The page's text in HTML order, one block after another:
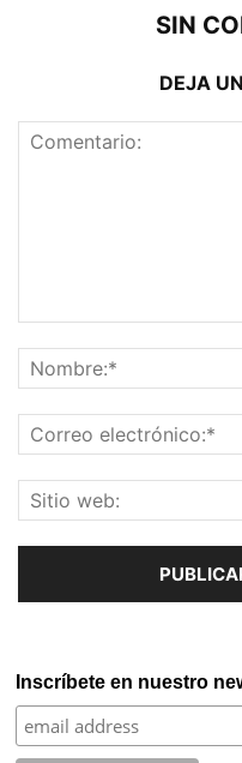
SIN
DEJA
Inscríbete en nuestro